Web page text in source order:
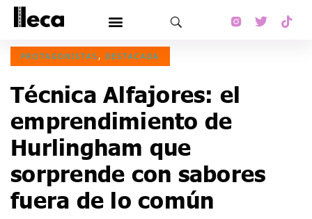
PROTAGONISTAS , DESTACADA
Técnica Alfajores: el
emprendimiento de
Hurlingham que
sorprende con sabores
fuera de lo común